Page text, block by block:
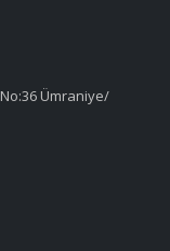
Ümraniye/